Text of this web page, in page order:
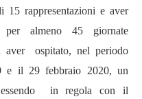
rappresentazioni e aver
per almeno 45 giornate
aver ospitato, nel periodo
e il 29 febbraio 2020, un
essendo in regola con il